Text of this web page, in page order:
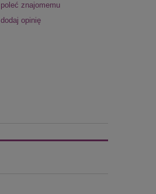
poleć znajomemu
dodaj opinię